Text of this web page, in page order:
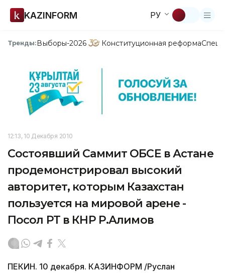
KAZINFORM РУ
Тренды:Выборы-2026 Конституционная реформа
12:13, 10 Декабря 2010
Состоявший Саммит ОБСЕ в Астане
продемонстрировал высокий
авторитет, которым Казахстан
пользуется на мировой арене -
Посол РТ в КНР Р.Алимов
ПЕКИН. 10 декабря. КАЗИНФОРМ /Руслан